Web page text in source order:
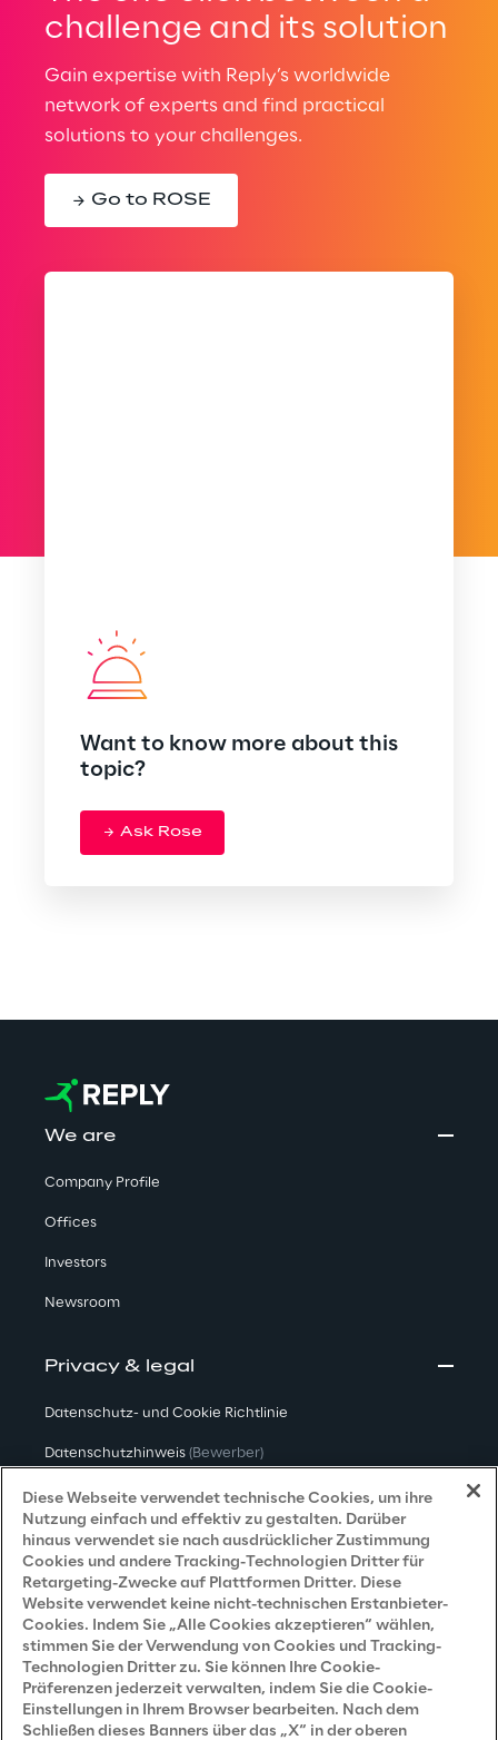
challenge and its solution
Gain expertise with Reply’s worldwide
network of experts and find practical
solutions to your challenges.
Go to ROSE
Want to know more about this
topic?
Ask Rose
We are
Company Profile
Offices
Investors
Newsroom
Privacy & legal
Datenschutz- und Cookie Richtlinie
Datenschutzhinweis (Bewerber)
Datenschutzhinweis(Kunden)
Datenschutzhinweis (Dienstleister)
Datenschutzhinweis (Marketing)
Accessibility Statement
Careers
Diese Webseite verwendet technische Cookies, um ihre
Nutzung einfach und effektiv zu gestalten. Darüber
hinaus verwendet sie nach ausdrücklicher Zustimmung
Cookies und andere Tracking-Technologien Dritter für
Retargeting-Zwecke auf Plattformen Dritter. Diese
Website verwendet keine nicht-technischen Erstanbieter-
Cookies. Indem Sie „Alle Cookies akzeptieren“ wählen,
stimmen Sie der Verwendung von Cookies und Tracking-
Technologien Dritter zu. Sie können Ihre Cookie-
Präferenzen jederzeit verwalten, indem Sie die Cookie-
Einstellungen in Ihrem Browser bearbeiten. Nach dem
Schließen dieses Banners über das „X“ in der oberen